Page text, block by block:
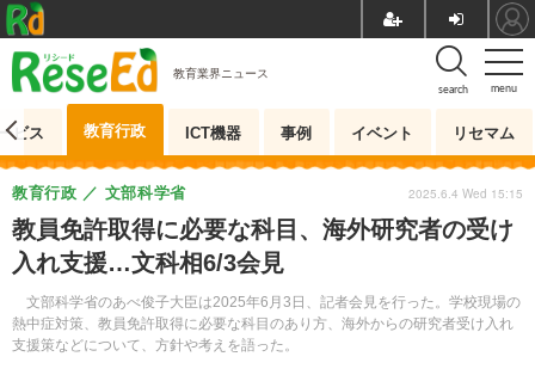
menu
search
教育業界ニュース
ビス 教育行政 ICT機器 事例 イベント リセマム
教員免許取得に必要な科目、海外研究者の受け
入れ支援…文科相6/3会見
文部科学省のあべ俊子大臣は2025年6月3日、記者会見を行った。学校現場の
熱中症対策、教員免許取得に必要な科目のあり方、海外からの研究者受け入れ
支援策などについて、方針や考えを語った。
教育行政 文部科学省 2025.6.4 Wed 15:15